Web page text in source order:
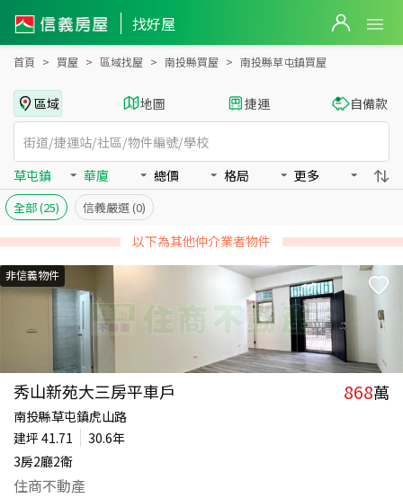
找好屋
南投縣草屯鎮買房：華廈房屋物件出售、房價分析
首頁 買屋 區域找屋 南投縣買屋 南投縣草屯鎮買屋
區域 地圖 捷運 自備款
草屯鎮 華廈 總價 格局 更多
全部(25) 信義嚴選 (0)
以下為其他仲介業者物件
非信義物件
秀山新苑大三房平車戶 868萬
南投縣草屯鎮虎山路
建坪 41.71
30.6年
3房2廳2衛
住商不動產
南投縣草屯鎮買房：華廈物件出售、房價分析 - 信義房屋